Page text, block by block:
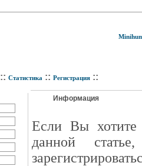
:: Статистика :: Регистрация ::
Информация
Eсли Вы хотите
данной